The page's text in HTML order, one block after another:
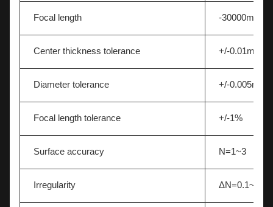
Focal length -
Center thickness tolerance +/-0.01mm
Diameter tolerance +/-0.005mm
Focal length tolerance +/-1%
Surface accuracy N=1~3
Irregularity ΔN=0.1~0.5